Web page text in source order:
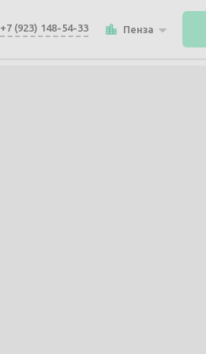
+7 (923) 148-54-33 Пенза